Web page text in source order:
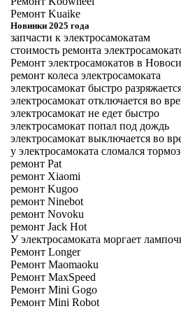
Ремонт Kuaike
Новинки 2025 года
запчасти к электросамокатам
стоимость ремонта
Ремонт электросамокатов в
ремонт колеса электросамоката
электросамокат быстро
электросамокат отключается во
электросамокат не едет быстро
электросамокат попал под дождь
электросамокат выключается во
у электросамоката сломался тормоз
ремонт Pat
ремонт Xiaomi
ремонт Kugoo
ремонт Ninebot
ремонт Novoku
ремонт Jack Hot
У электросамоката моргает
Ремонт Longer
Ремонт Maomaoku
Ремонт MaxSpeed
Ремонт Mini Gogo
Ремонт Mini Robot